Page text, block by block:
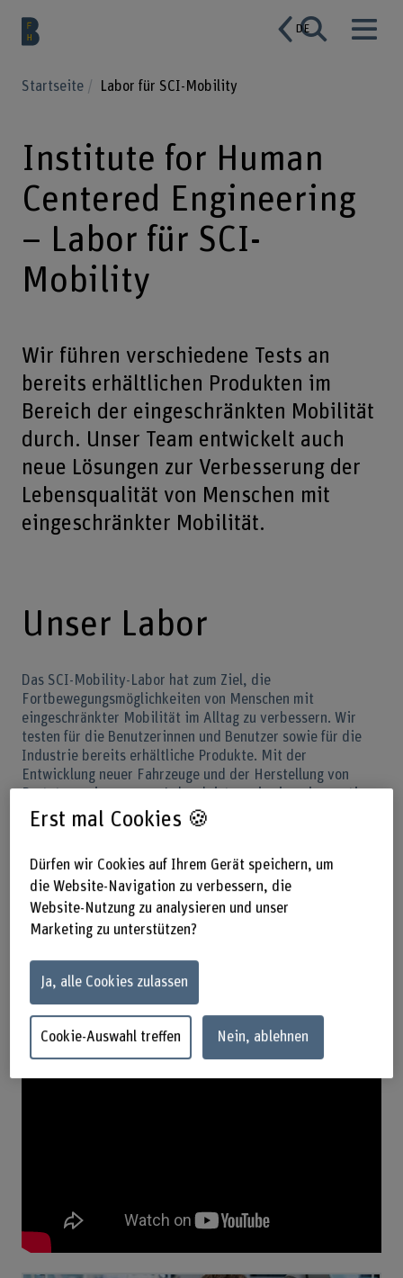
DE
Startseite Labor für SCI-Mobility
Institute for Human
Centered Engineering
– Labor für SCI-
Mobility
Wir führen verschiedene Tests an
bereits erhältlichen Produkten im
Bereich der eingeschränkten Mobilität
durch. Unser Team entwickelt auch
neue Lösungen zur Verbesserung der
Lebensqualität von Menschen mit
eingeschränkter Mobilität.
Unser Labor
Das SCI-Mobility-Labor hat zum Ziel, die
Fortbewegungsmöglichkeiten von Menschen mit
eingeschränkter Mobilität im Alltag zu verbessern. Wir
testen für die Benutzerinnen und Benutzer sowie für die
Industrie bereits erhältliche Produkte. Mit der
Entwicklung neuer Fahrzeuge und der Herstellung von
Prototypen in unserem Labor leisten wir einen innovativen
Beitrag zur Erhöhung der Sicherheit, des Komforts und der
Autonomie der betroffenen Personen. Dank seiner
auch ein nach aussen offenes Forschungszentrum.
Im Moment arbeiten wir an Projekten, die für Menschen,
die Mobilitätshilfen verwenden, entscheidende
und Bewegungsfreiheit bringen werden. Das
Zusammenspiel von Mensch und Maschine ist ein
wesentlicher Bestandteil der Forschungsvorhaben unseres
Labors.
Erst mal Cookies 🍪
Dürfen wir Cookies auf Ihrem Gerät speichern, um
die Website-Navigation zu verbessern, die
Website-Nutzung zu analysieren und unser
Marketing zu unterstützen?
Ja, alle Cookies zulassen
Cookie-Auswahl treffen Nein, ablehnen